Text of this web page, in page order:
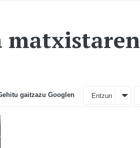
matxistaren
gaitzazu Googlen Entzun